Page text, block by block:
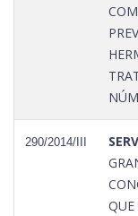
290/2014/III
QUE